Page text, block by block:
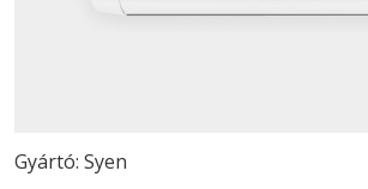
Gyártó: Syen